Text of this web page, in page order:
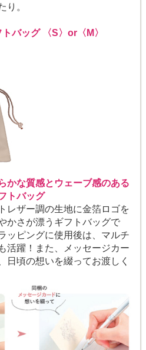
り。
バッグ 〈S〉or〈M〉
かな質感とウェーブ感のある
トバッグ
レザー調の生地に金箔ロゴを
かさが漂うギフトバッグで
ッピングに使用後は、マルチ
活躍！また、メッセージカー
日頃の想いを綴ってお渡しく